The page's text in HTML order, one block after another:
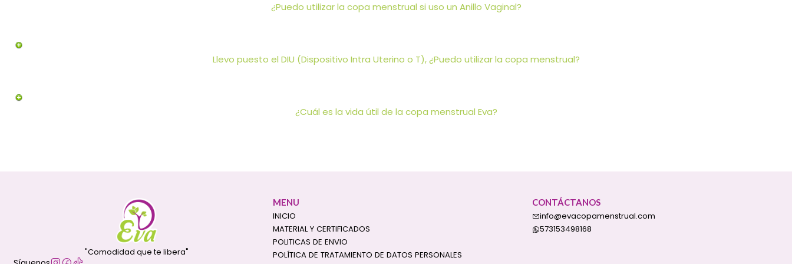
¿Puedo utilizar la copa menstrual si uso un Anillo Vaginal?
Llevo puesto el DIU (Dispositivo Intra Uterino o T), ¿Puedo utilizar la copa menstrual?
¿Cuál es la vida útil de la copa menstrual Eva?
"Comodidad que te libera"
MENU
INICIO
MATERIAL Y CERTIFICADOS
POLITICAS DE ENVIO
POLÍTICA DE TRATAMIENTO DE DATOS PERSONALES
CONTÁCTANOS
info@evacopamenstrual.com
573153498168